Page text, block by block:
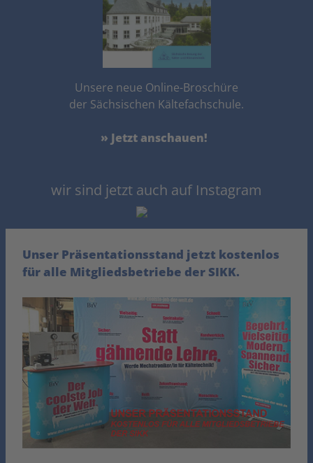
Unsere neue Online-Broschüre
der Sächsischen Kältefachschule.
» Jetzt anschauen!
wir sind jetzt auch auf Instagram
Unser Präsentationsstand jetzt kostenlos
für alle Mitgliedsbetriebe der SIKK.